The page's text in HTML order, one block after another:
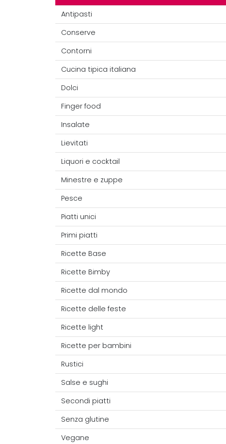
Antipasti
Conserve
Contorni
Cucina tipica italiana
Dolci
Finger food
Insalate
Lievitati
Liquori e cocktail
Minestre e zuppe
Pesce
Piatti unici
Primi piatti
Ricette Base
Ricette Bimby
Ricette dal mondo
Ricette delle feste
Ricette light
Ricette per bambini
Rustici
Salse e sughi
Secondi piatti
Senza glutine
Vegane